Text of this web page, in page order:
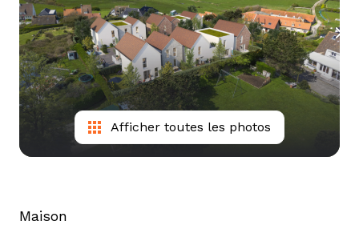
Afficher toutes les photos
Maison